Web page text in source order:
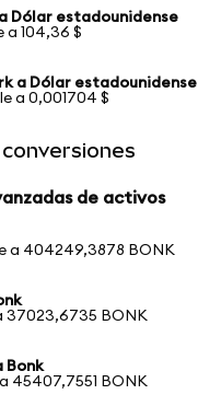
Dólar estadounidense
a 104,36 $
a Dólar estadounidense
a 0,001704 $
de activos
a 404249,3878 BONK
37023,6735 BONK
Bonk
45407,7551 BONK